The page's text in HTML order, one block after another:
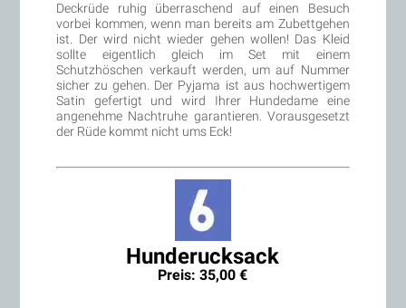
Deckrüde ruhig überraschend auf einen Besuch
vorbei kommen, wenn man bereits am Zubettgehen
ist. Der wird nicht wieder gehen wollen! Das Kleid
sollte eigentlich gleich im Set mit einem
Schutzhöschen verkauft werden, um auf Nummer
sicher zu gehen. Der Pyjama ist aus hochwertigem
Satin gefertigt und wird Ihrer Hundedame eine
angenehme Nachtruhe garantieren. Vorausgesetzt
der Rüde kommt nicht ums Eck!
Hunderucksack
Preis: 35,00 €